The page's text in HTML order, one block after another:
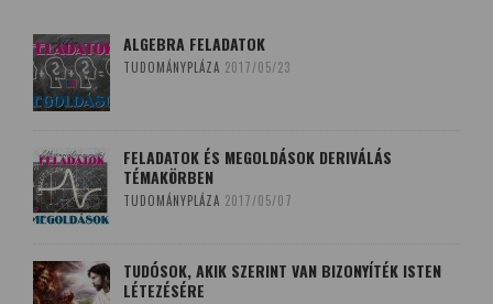
ALGEBRA FELADATOK
TUDOMÁNYPLÁZA 2017/05/23
FELADATOK ÉS MEGOLDÁSOK DERIVÁLÁS
TÉMAKÖRBEN
TUDOMÁNYPLÁZA 2017/05/07
TUDÓSOK, AKIK SZERINT VAN BIZONYÍTÉK ISTEN
LÉTEZÉSÉRE